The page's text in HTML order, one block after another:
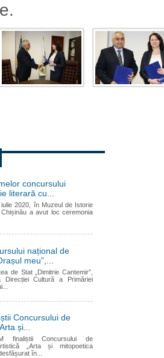
concursului
literară cu...
2020, în Muzeul de Istorie
a avut loc ceremonia
național de
meu”,...
de Stat „Dimitrie Cantemir”,
Direcției Cultură a Primăriei
Concursului de
și...
finaliștii Concursului de
„Arta și mitopoetica
în...